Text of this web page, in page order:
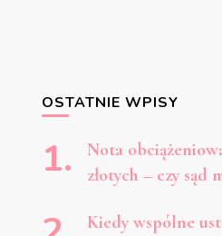
OSTATNIE WPISY
Nota
złotych – czy sąd
Kiedy wspólne